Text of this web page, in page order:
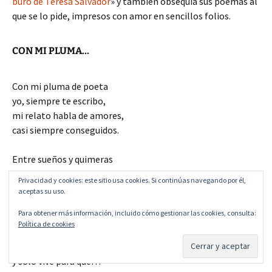
que se lo pide, impresos con amor en sencillos folios.
CON MI PLUMA…
Con mi pluma de poeta
yo, siempre te escribo,
mi relato habla de amores,
casi siempre conseguidos.
Entre sueños y quimeras
versos que nacen de dentro,
yo te cuento mis pesares
Es mi pluma de poeta
y solo vive para qué…
Privacidad y cookies: este sitio usa cookies. Si continúas navegando por él,
aceptas su uso.
Para obtener más información, incluido cómo gestionar las cookies, consulta:
Política de cookies